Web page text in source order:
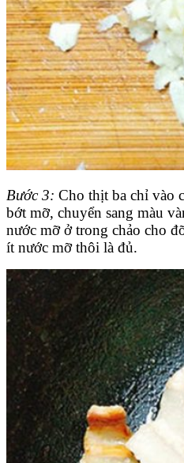
Bước 3: Cho thịt ba chỉ vào
bớt mỡ, chuyển sang màu
nước mỡ ở trong chảo cho
ít nước mỡ thôi là đủ.